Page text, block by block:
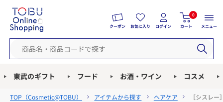
クーポン お気に入り ログイン
0
カート メニュー
東武のギフト フード お酒・ワイン コスメ
TOP（Cosmetic@TOBU） アイテムから探す ヘアケア ［シスレ